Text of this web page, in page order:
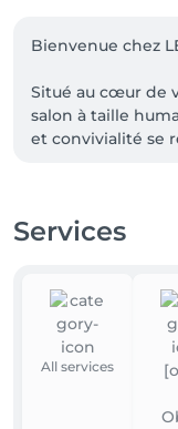
Bienvenue chez
Situé au cœur de
salon à taille
et convivialité se
• Des tarifs
indexation
• Une attention
• Un accueil
Coupe,
Services
All services